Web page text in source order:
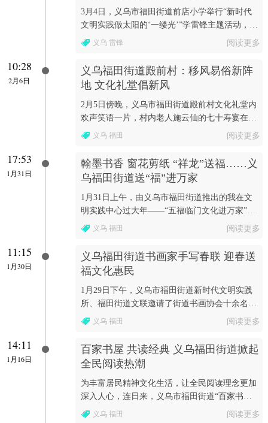
活动
3月4日，义乌市福田街道前店小学举行“新时代
文明实践做太阳的‘一缕光’”学雷锋主题活动，
把“一缕光”变成“一束光”“一片光”。
义乌 雷锋 阅读更多
义乌福田街道殿前村：移风易俗新阵
地 文化礼堂倡新风
2月5日傍晚，义乌市福田街道殿前村文化礼堂内
欢声笑语一片，村内老人施云仙的七十寿宴在此
举办。义乌 福田 阅读更多
10:28
2月6日
翰墨书香 窗花剪纸 “祥龙”送福……义
乌福田街道送“福”进万家
1月31日上午，由义乌市福田街道推出的我在文
明实践中心过大年——“五福临门文化进万家”系
列活动在义乌国际商贸城四区火热进行。
义乌 福田 阅读更多
17:53
1月31日
义乌福田街道书画家手写春联 迎春送
福文化惠民
1月29日下午，义乌市福田街道新时代文明实践
所、福田街道文联邀请了街道书画协会十余名书
画老师和乡贤为大家写春联。
义乌 福田 阅读更多
11:15
1月30日
百家书屋 共读经典 义乌福田街道掀起
全民阅读热潮
为丰富居民精神文化生活，让全民阅读理念更加
深入人心，连日来，义乌市福田街道“百家书屋
共读经典”活动火热进行中。
义乌 福田 阅读更多
14:11
1月16日